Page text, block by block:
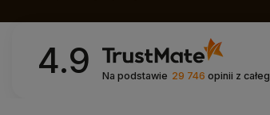
4.9 Na podstawie 29 746 opinii z